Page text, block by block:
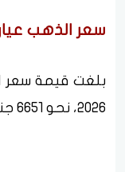
سعر الذهب عيار 24
2026، نحو 6651 جنيها.